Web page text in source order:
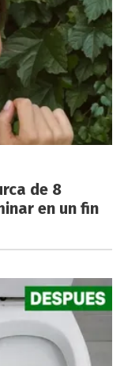
de 8
en un fin